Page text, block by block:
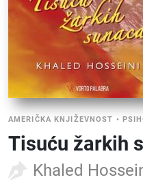
AMERIČKA KNJIŽEVNOST •
Tisuću žarkih
Khaled